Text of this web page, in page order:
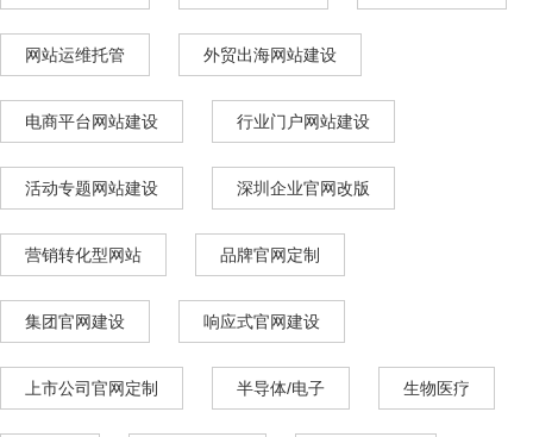
网站运维托管 外贸出海网站建设
电商平台网站建设 行业门户网站建设
活动专题网站建设 深圳企业官网改版
营销转化型网站 品牌官网定制
集团官网建设 响应式官网建设
上市公司官网定制 半导体/电子 生物医疗